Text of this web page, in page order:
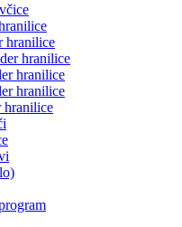
hranilice
hranilice
hranilice
hranilice
hranilice